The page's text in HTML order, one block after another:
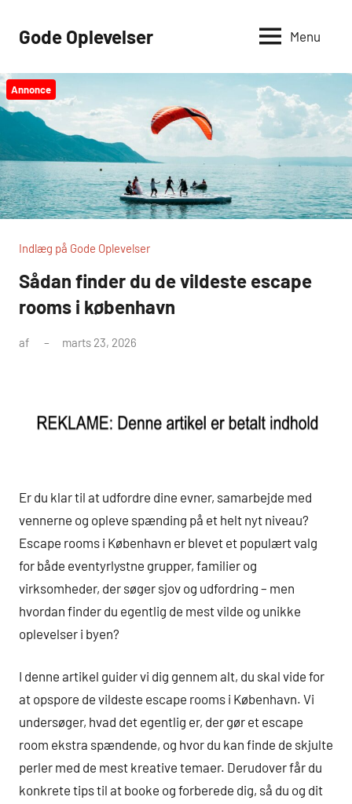
Gode Oplevelser Menu
Annonce
Indlæg på Gode Oplevelser
Sådan finder du de vildeste escape
rooms i københavn
af marts 23, 2026
Er du klar til at udfordre dine evner, samarbejde med
vennerne og opleve spænding på et helt nyt niveau?
Escape rooms i København er blevet et populært valg
for både eventyrlystne grupper, familier og
virksomheder, der søger sjov og udfordring – men
hvordan finder du egentlig de mest vilde og unikke
oplevelser i byen?
I denne artikel guider vi dig gennem alt, du skal vide for
at opspore de vildeste escape rooms i København. Vi
undersøger, hvad det egentlig er, der gør et escape
room ekstra spændende, og hvor du kan finde de skjulte
perler med de mest kreative temaer. Derudover får du
konkrete tips til at booke og forberede dig, så du og dit